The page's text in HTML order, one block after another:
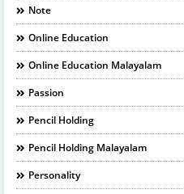
Note
Online Education
Online Education Malayalam
Passion
Pencil Holding
Pencil Holding Malayalam
Personality